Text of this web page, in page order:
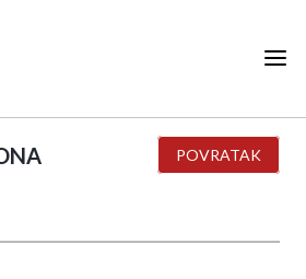
POVRATAK